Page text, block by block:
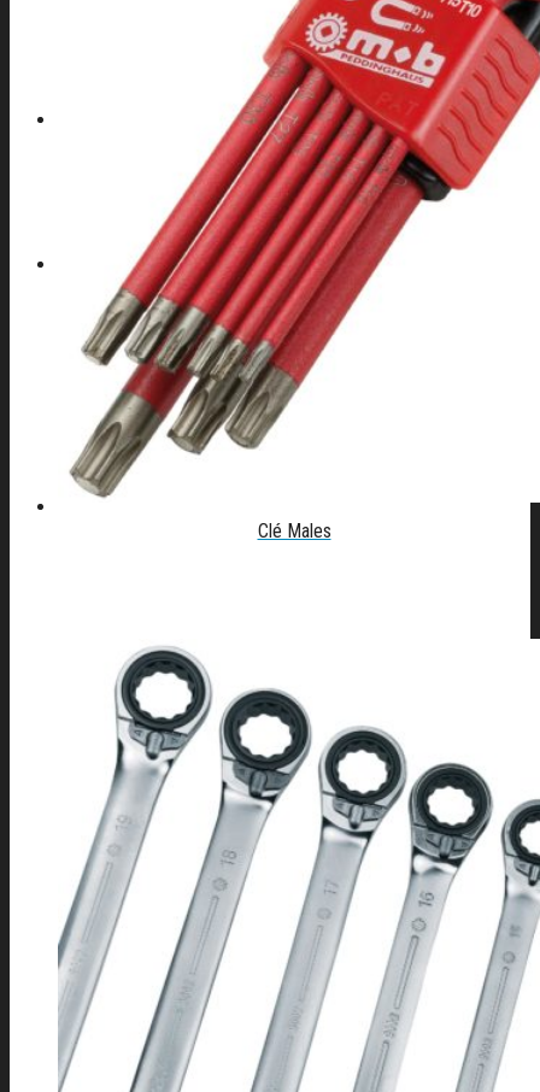
04 42 82 44 70
Clé Males